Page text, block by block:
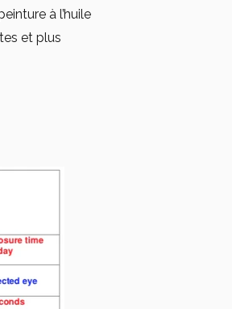
à l’huile
et plus